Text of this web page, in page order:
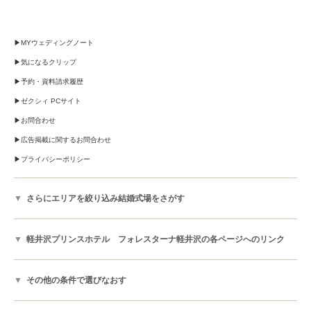
MYウェディングノート
気になるクリップ
予約・資料請求履歴
ゼクシィ PCサイト
お問合わせ
広告掲載に関するお問合わせ
プライバシーポリシー
さらにエリアを絞り込み結婚式場をさがす
軽井沢プリンスホテル フォレスターナ軽井沢の各ページへのリンク
その他の条件で選びなおす